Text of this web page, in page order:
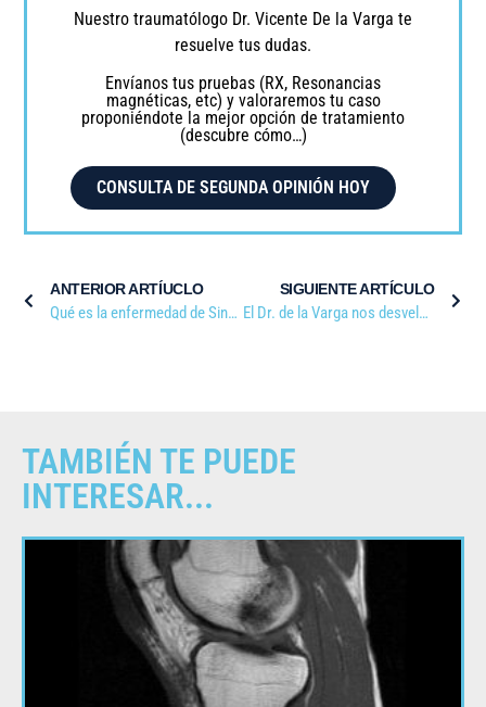
Nuestro traumatólogo Dr. Vicente De la Varga te
resuelve tus dudas.
Envíanos tus pruebas (RX, Resonancias
magnéticas, etc) y valoraremos tu caso
proponiéndote la mejor opción de tratamiento
(descubre cómo…)
CONSULTA DE SEGUNDA OPINIÓN HOY
ANTERIOR ARTÍUCLO
Qué es la enfermedad de Sinding-Larsen-Johansson
SIGUIENTE ARTÍCULO
El Dr. de la Varga nos desvela por qué somos más altos por la mañana que por la noche en COPE
TAMBIÉN TE PUEDE
INTERESAR...